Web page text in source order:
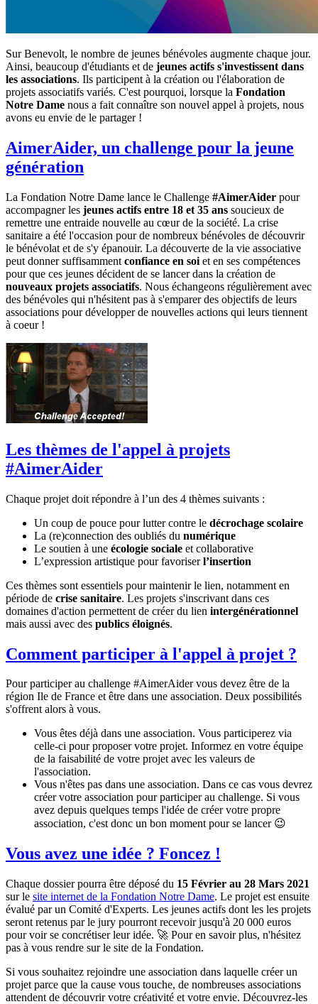
Sur Benevolt, le nombre de jeunes bénévoles augmente chaque jour.
Ainsi, beaucoup d'étudiants et de jeunes actifs s'investissent dans
les associations. Ils participent à la création ou l'élaboration de
projets associatifs variés. C'est pourquoi, lorsque la Fondation
Notre Dame nous a fait connaître son nouvel appel à projets, nous
avons eu envie de le partager !
AimerAider, un challenge pour la jeune
génération
La Fondation Notre Dame lance le Challenge #AimerAider pour
accompagner les jeunes actifs entre 18 et 35 ans soucieux de
remettre une entraide nouvelle au cœur de la société. La crise
sanitaire a été l'occasion pour de nombreux bénévoles de découvrir
le bénévolat et de s'y épanouir. La découverte de la vie associative
peut donner suffisamment confiance en soi et en ses compétences
pour que ces jeunes décident de se lancer dans la création de
nouveaux projets associatifs. Nous échangeons régulièrement avec
des bénévoles qui n'hésitent pas à s'emparer des objectifs de leurs
associations pour développer de nouvelles actions qui leurs tiennent
à coeur !
Les thèmes de l'appel à projets
#AimerAider
Chaque projet doit répondre à l’un des 4 thèmes suivants :
Un coup de pouce pour lutter contre le décrochage scolaire
La (re)connection des oubliés du numérique
Le soutien à une écologie sociale et collaborative
L’expression artistique pour favoriserl’insertion
Ces thèmes sont essentiels pour maintenir le lien, notamment en
période de crise sanitaire. Les projets s'inscrivant dans ces
domaines d'action permettent de créer du lien intergénérationnel
mais aussi avec des publics éloignés.
Comment participer à l'appel à projet ?
Pour participer au challenge #AimerAider vous devez être de la
région Ile de France et être dans une association. Deux possibilités
s'offrent alors à vous.
Vous êtes déjà dans une association. Vous participerez via
celle-ci pour proposer votre projet. Informez en votre équipe
de la faisabilité de votre projet avec les valeurs de
l'association.
Vous n'êtes pas dans une association. Dans ce cas vous devrez
créer votre association pour participer au challenge. Si vous
avez depuis quelques temps l'idée de créer votre propre
association, c'est donc un bon moment pour se lancer 😉
Vous avez une idée ? Foncez !
Chaque dossier pourra être déposé du 15 Février au 28 Mars 2021
sur le site internet de la Fondation Notre Dame. Le projet est ensuite
évalué par un Comité d'Experts. Les jeunes actifs dont les les projets
seront retenus par le jury pourront recevoir jusqu'à 20 000 euros
pour voir se concrétiser leur idée. 🚀 Pour en savoir plus, n'hésitez
pas à vous rendre sur le site de la Fondation.
Si vous souhaitez rejoindre une association dans laquelle créer un
projet parce que la cause vous touche, de nombreuses associations
attendent de découvrir votre créativité et votre envie. Découvrez-les